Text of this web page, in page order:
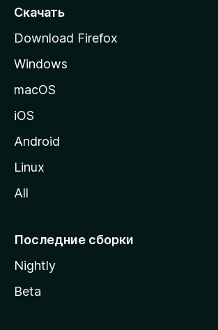
т
а
н
у
M
i
l
Скачать
Download Firefox
Windows
macOS
iOS
Android
Linux
All
Последние сборки
Nightly
Beta